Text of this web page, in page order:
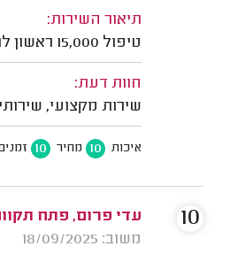
תיאור השירות:
טיפול 15,000 ראשון לרכב חדש.
חוות דעת:
שירות מקצועי,
איכות 10 מחיר 10
עדי פרום, פתח
משוב: 18/09/2025
10